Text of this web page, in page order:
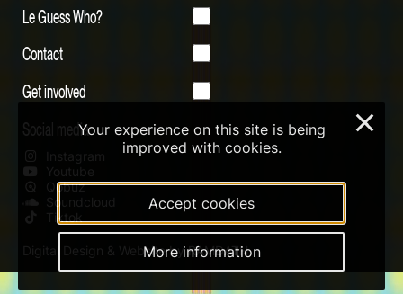
Le Guess Who?
Contact
Get involved
Social media
Instagram
Youtube
Qobuz
Soundcloud
Tiktok
Digital Design & Website by RAMDATH
Your experience on this site is being
improved with cookies.
Accept cookies
More information
×